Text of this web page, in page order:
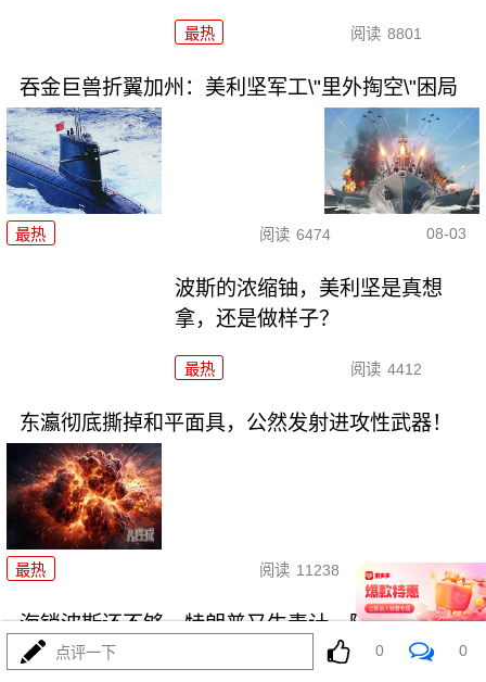
最热 阅读 8801
吞金巨兽折翼加州：美利坚军工\"里外掏空\"困局
最热 阅读 6474 08-03
波斯的浓缩铀，美利坚是真想
拿，还是做样子？
最热 阅读 4412
东瀛彻底撕掉和平面具，公然发射进攻性武器！
最热 阅读 11238 08-03
海锁波斯还不够，特朗普又生毒计，陆地也要封
点评一下 0 0